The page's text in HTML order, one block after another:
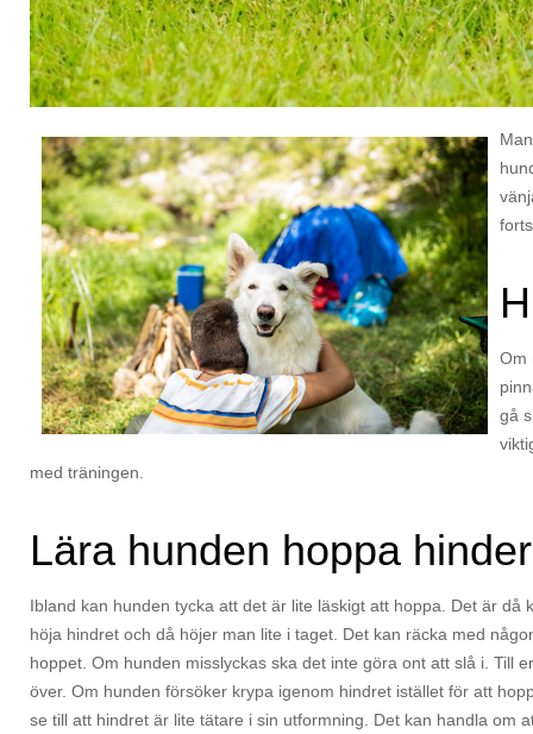
Om
gå
med träningen.
Lära hunden hoppa hinder
Ibland kan hunden tycka att det är lite läskigt att hoppa. Det är
höja hindret och då höjer man lite i taget. Det kan räcka med
hoppet. Om hunden misslyckas ska det inte göra ont att slå i. Till
över. Om hunden försöker krypa igenom hindret istället för att
se till att hindret är lite tätare i sin utformning. Det kan handla om